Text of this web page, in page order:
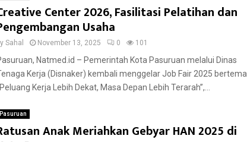
Center 2026, Fasilitasi Pelatihan dan
Usaha
Sahal November 13, 2025 0 101
Natmed.id – Pemerintah Kota Pasuruan melalui Dinas
Kerja (Disnaker) kembali menggelar Job Fair 2025 bertema
Kerja Lebih Dekat, Masa Depan Lebih Terarah”,...
Pasuruan
Anak Meriahkan Gebyar HAN 2025 di